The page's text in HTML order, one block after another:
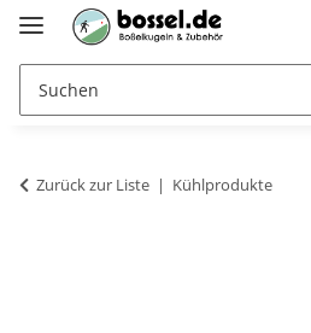
Zurück zur Liste Kühlprodukte